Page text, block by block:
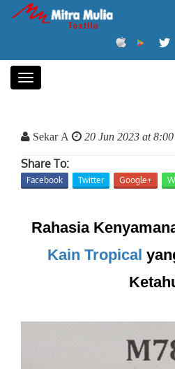
Toggle
Sekar A 20 Jun 2023 at 8:00
Share To:
Facebook Twitter Google+
Rahasia
Kain Tropical